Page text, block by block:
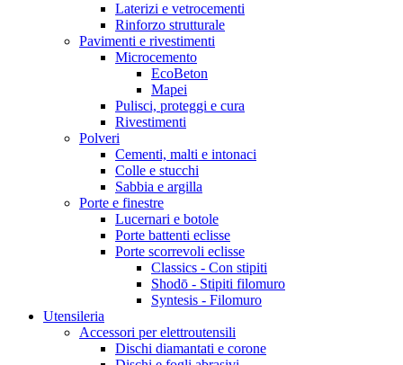
Laterizi e vetrocementi
Rinforzo strutturale
Pavimenti e rivestimenti
Microcemento
EcoBeton
Mapei
Pulisci, proteggi e cura
Rivestimenti
Polveri
Cementi, malti e intonaci
Colle e stucchi
Sabbia e argilla
Porte e finestre
Lucernari e botole
Porte battenti eclisse
Porte scorrevoli eclisse
Classics - Con stipiti
Shodō - Stipiti filomuro
Syntesis - Filomuro
Utensileria
Accessori per elettroutensili
Dischi diamantati e corone